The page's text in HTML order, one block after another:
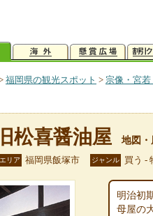
福岡県の観光スポット > 宗像・宮若
旧松喜醤油屋 地図
エリア 福岡県飯塚市 ジャンル 買う -
明治初
母屋の